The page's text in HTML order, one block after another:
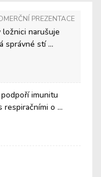
PREZENTACE
narušuje
správné stí ...
imunitu
o ...